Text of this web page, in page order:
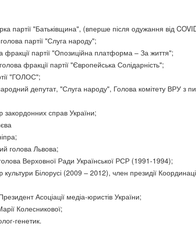
партії "Батьківщина", (вперше після одужання від
партії "Слуга народу";
фракції партії "Опозиційна платформа – За життя";
фракції партії "Європейська Солідарність";
"ГОЛОС";
депутат, "Слуга народу", Голова комітету ВРУ з
закордонних справ України;
голова Львова;
Верховної Ради Української РСР (1991-1994);
культури Білорусі (2009 – 2012), член президії
Асоціації медіа-юристів України;
Колесникової;
генетик.